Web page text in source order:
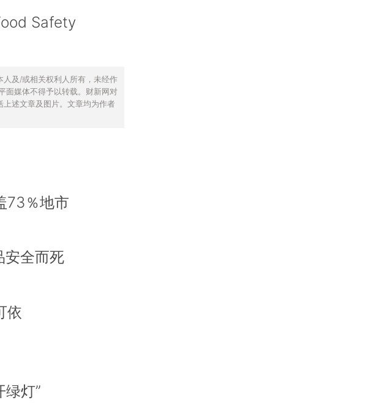
Safety
及/或相关权利人所有，未经作
面媒体不得予以转载。财新网对
述文章及图片。文章均为作者
73％地市
安全而死
依
绿灯”